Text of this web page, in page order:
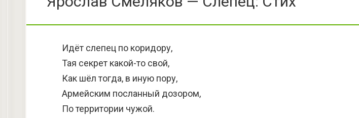
Идёт слепец по коридору,
Тая секрет какой-то свой,
Как шёл тогда, в иную пору,
Армейским посланный дозором,
По территории чужой.